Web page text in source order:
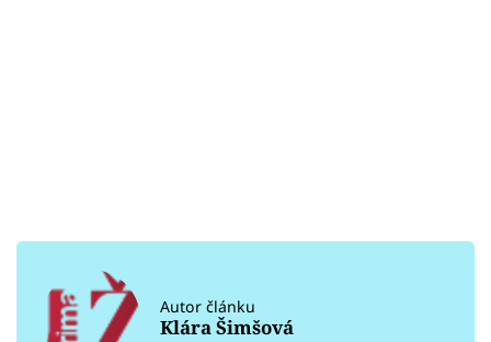
Autor článku
Klára Šimšová